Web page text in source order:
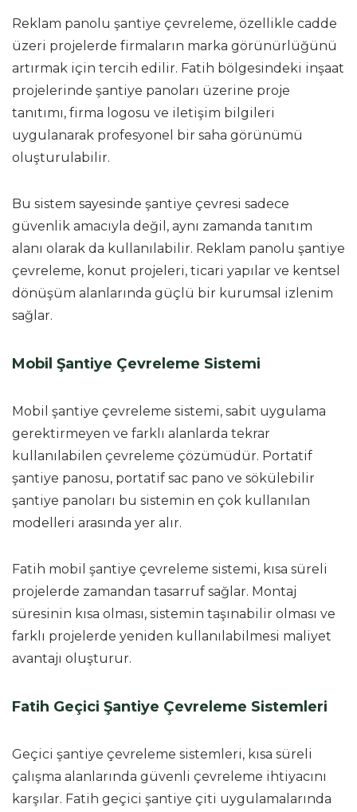
Reklam panolu şantiye çevreleme, özellikle cadde
üzeri projelerde firmaların marka görünürlüğünü
artırmak için tercih edilir. Fatih bölgesindeki inşaat
projelerinde şantiye panoları üzerine proje
tanıtımı, firma logosu ve iletişim bilgileri
uygulanarak profesyonel bir saha görünümü
oluşturulabilir.
Bu sistem sayesinde şantiye çevresi sadece
güvenlik amacıyla değil, aynı zamanda tanıtım
alanı olarak da kullanılabilir. Reklam panolu şantiye
çevreleme, konut projeleri, ticari yapılar ve kentsel
dönüşüm alanlarında güçlü bir kurumsal izlenim
sağlar.
Mobil Şantiye Çevreleme Sistemi
Mobil şantiye çevreleme sistemi, sabit uygulama
gerektirmeyen ve farklı alanlarda tekrar
kullanılabilen çevreleme çözümüdür. Portatif
şantiye panosu, portatif sac pano ve sökülebilir
şantiye panoları bu sistemin en çok kullanılan
modelleri arasında yer alır.
Fatih mobil şantiye çevreleme sistemi, kısa süreli
projelerde zamandan tasarruf sağlar. Montaj
süresinin kısa olması, sistemin taşınabilir olması ve
farklı projelerde yeniden kullanılabilmesi maliyet
avantajı oluşturur.
Fatih Geçici Şantiye Çevreleme Sistemleri
Geçici şantiye çevreleme sistemleri, kısa süreli
çalışma alanlarında güvenli çevreleme ihtiyacını
karşılar. Fatih geçici şantiye çiti uygulamalarında